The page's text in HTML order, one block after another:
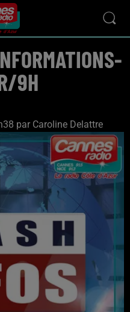
9H
par Caroline Delattre